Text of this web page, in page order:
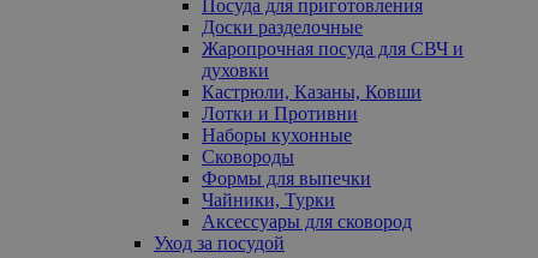
Посуда для приготовления
Доски разделочные
Жаропрочная посуда для СВЧ и
духовки
Кастрюли, Казаны, Ковши
Лотки и Противни
Наборы кухонные
Сковороды
Формы для выпечки
Чайники, Турки
Аксессуары для сковород
Уход за посудой